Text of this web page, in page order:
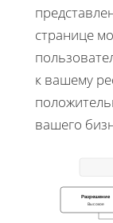
странице
к вашему
вашего
Разрешение
Высокое